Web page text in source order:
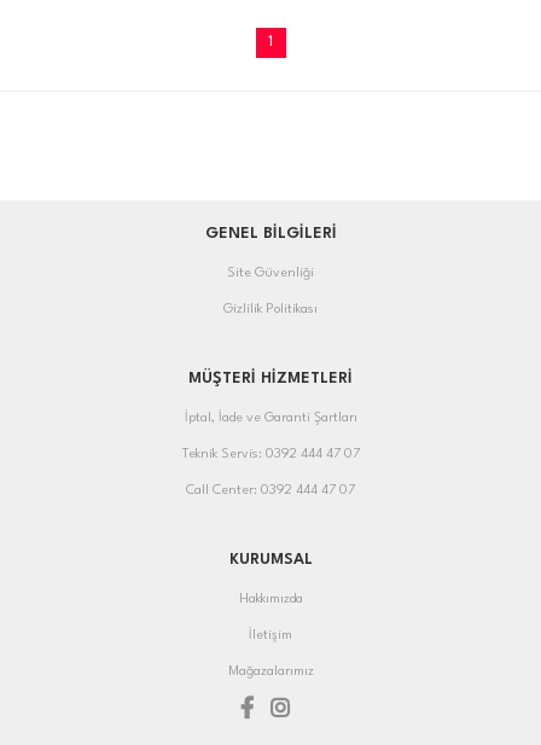
1
GENEL BİLGİLERİ
Site Güvenliği
Gizlilik Politikası
MÜŞTERİ HİZMETLERİ
İptal, İade ve Garanti Şartları
Teknik Servis: 0392 444 47 07
Call Center: 0392 444 47 07
KURUMSAL
Hakkımızda
İletişim
Mağazalarımız